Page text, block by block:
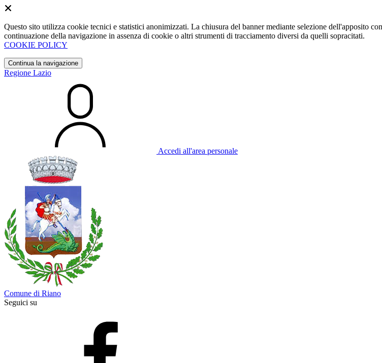
Questo sito utilizza cookie tecnici e statistici anonimizzati. La chiusura del banner mediante selezione dell'apposito
continuazione della navigazione in assenza di cookie o altri strumenti di tracciamento diversi da quelli sopracitati.
COOKIE POLICY
Continua la navigazione
Regione Lazio
Accedi all'area personale
Comune di Riano
Seguici su